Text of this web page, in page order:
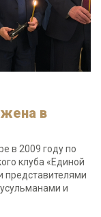
в
в 2009 году по
клуба «Единой
представителями
и